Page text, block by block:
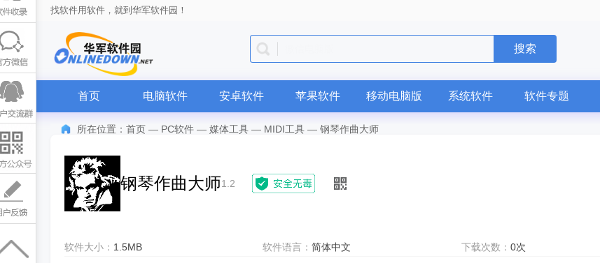
找软件用软件，就到华军软件园！
搜索
首页 电脑软件 安卓软件 苹果软件 移动电脑版 系统软件 软件专题
所在位置： 首页 — PC软件 — 媒体工具 — MIDI工具 — 钢琴作曲大师
钢琴作曲大师1.2
软件大小： 1.5MB 软件语言：简体中文 下载次数： 0次